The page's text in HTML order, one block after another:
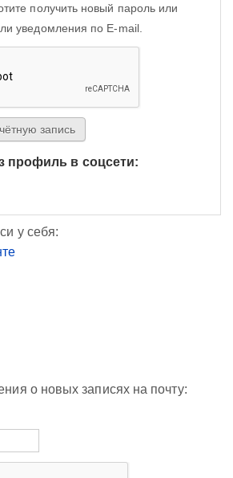
получить новый пароль или
уведомления по E-mail.
профиль в соцсети:
у себя:
о новых записях на почту: